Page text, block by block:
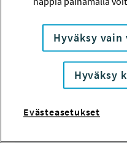
Maija Leppänen
TOTEUTUSAIKA
1.6.2023 - 31.3.2025
TYÖSUOJELURAHASTON
Hyväksy
Hyväksy
Evästeasetukset